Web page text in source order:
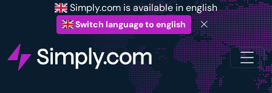
Simply.com is available in english
Switch language to english